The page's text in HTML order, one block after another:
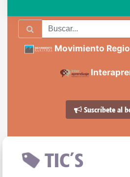
Movimiento
Suscríbete al
TIC´S